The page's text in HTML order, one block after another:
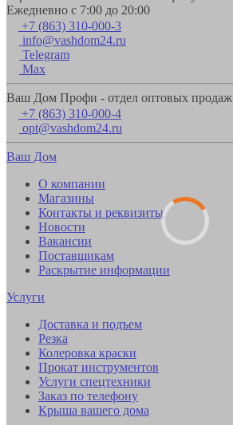
Ежедневно с 7:00 до 20:00
+7 (863) 310-000-3
info@vashdom24.ru
Telegram
Max
Ваш Дом Профи - отдел оптовых продаж
+7 (863) 310-000-4
opt@vashdom24.ru
Ваш Дом
О компании
Магазины
Контакты и реквизиты
Новости
Вакансии
Поставщикам
Раскрытие информации
Услуги
Доставка и подъем
Резка
Колеровка краски
Прокат инструментов
Услуги спецтехники
Заказ по телефону
Крыша вашего дома